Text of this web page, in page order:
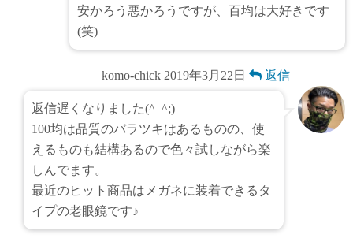
安かろう悪かろうですが、百均は大好きです
(笑)
komo-chick 2019年3月22日 返信
返信遅くなりました(^_^;)
100均は品質のバラツキはあるものの、使
えるものも結構あるので色々試しながら楽
しんでます。
最近のヒット商品はメガネに装着できるタ
イプの老眼鏡です♪